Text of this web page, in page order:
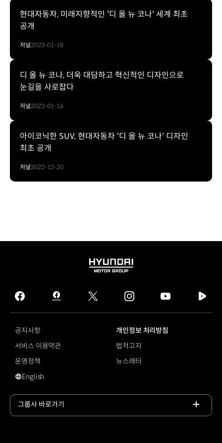
현대자동차, 미래지향적인 '디 올 뉴 코나' 세계 최초
공개
저널2023-01-18
디 올 뉴 코나, 더욱 대담하고 혁신적인 디자인으로
눈길을 사로잡다
저널2023-01-16
아이코닉한 SUV, 현대자동차 '디 올 뉴 코나' 디자인
최초 공개
저널2022-12-20
HYUNDAI
GROUP
facebook
hmg
journal
twitter instagram
tv
공지사항
개인정보 처리방침
서비스 이용약관
법적고지
운영정책
뉴스레터
#코나 N Line
English
그룹사 바로가기